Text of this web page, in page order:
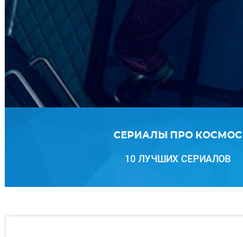
СЕРИАЛЫ ПРО КОСМОС
10 ЛУЧШИХ СЕРИАЛОВ